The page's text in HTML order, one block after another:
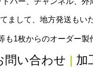
まして、地方発送もい
も1枚からのオーダー製
問い合わせ | 加